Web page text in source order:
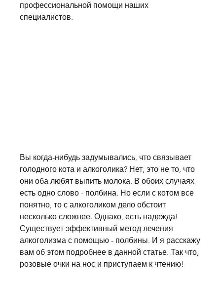
профессиональной помощи наших
специалистов.
Вы когда-нибудь задумывались, что связывает
голодного кота и алкоголика? Нет, это не то, что
они оба любят выпить молока. В обоих случаях
есть одно слово - полбина. Но если с котом все
понятно, то с алкоголиком дело обстоит
несколько сложнее. Однако, есть надежда!
Существует эффективный метод лечения
алкоголизма с помощью - полбины. И я расскажу
вам об этом подробнее в данной статье. Так что,
розовые очки на нос и приступаем к чтению!